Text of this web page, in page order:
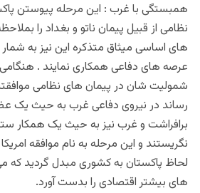
همبستگی با غرب : این مرحله پیوستن
نظامی از قبیل پیمان ناتو و بغداد را
های اساسی میثاق متذکره این نیز به شمار
عرصه های دفاعی همکاری نمایند .
شمولیت شان در پیمان های نظامی
رساند در نیروی دفاعی غرب به حیث یک
برافراشت و غرب نیز به حیث یک همکار
نگریستند و این مرحله به نام موافقه
لحاظ پاکستان به کشوری مبدل گردید که
های بیشتر اقتصادی را بدست آورد.